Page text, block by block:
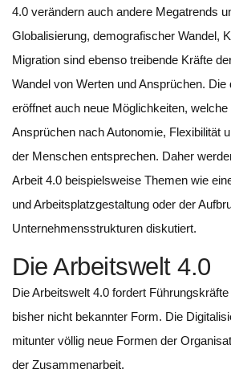
4.0 verändern auch andere Megatrends
Globalisierung, demografischer Wandel,
Migration sind ebenso treibende Kräfte
Wandel von Werten und Ansprüchen. Die
eröffnet auch neue Möglichkeiten,
Ansprüchen nach Autonomie, Flexibilität
der Menschen entsprechen. Daher
Arbeit 4.0 beispielsweise Themen wie
und Arbeitsplatzgestaltung oder der
Unternehmensstrukturen diskutiert.
Die Arbeitswelt 4.0
Die Arbeitswelt 4.0 fordert
bisher nicht bekannter Form. Die
mitunter völlig neue Formen der
der Zusammenarbeit.